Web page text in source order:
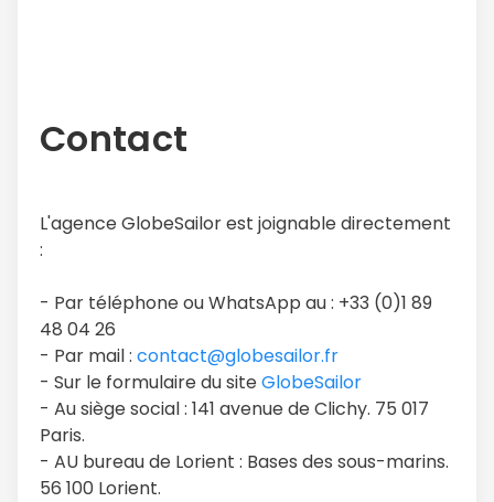
Contact
L'agence GlobeSailor est joignable directement
:
- Par téléphone ou WhatsApp au : +33 (0)1 89
48 04 26
- Par mail : contact@globesailor.fr
- Sur le formulaire du siteGlobeSailor
- Au siège social : 141 avenue de Clichy. 75 017
Paris.
- AU bureau de Lorient : Bases des sous-marins.
56 100 Lorient.